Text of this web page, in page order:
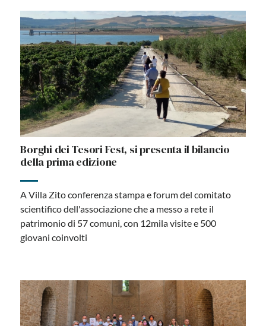
Borghi dei Tesori Fest, si presenta il bilancio
della prima edizione
A Villa Zito conferenza stampa e forum del comitato
scientifico dell'associazione che a messo a rete il
patrimonio di 57 comuni, con 12mila visite e 500
giovani coinvolti